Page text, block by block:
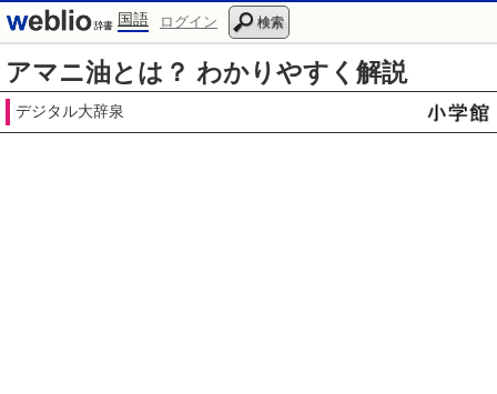
国語 ログイン 検索
アマニ油とは？ わかりやすく解説
デジタル大辞泉